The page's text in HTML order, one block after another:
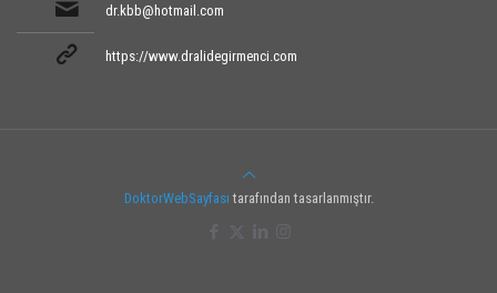
dr.kbb@hotmail.com
https://www.dralidegirmenci.com
DoktorWebSayfası tarafından tasarlanmıştır.